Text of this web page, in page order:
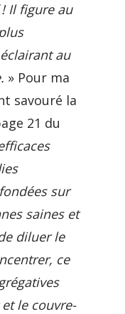
Il figure au
au
» Pour ma
savouré la
21 du
sur
saines et
diluer le
ce
le couvre-